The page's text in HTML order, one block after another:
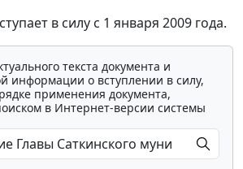
в силу с 1 января 2009 года.
текста документа и
информации о вступлении в силу,
применения документа,
в Интернет-версии системы